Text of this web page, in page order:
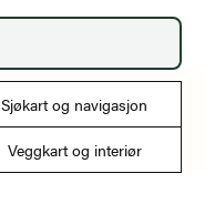
Sjøkart og navigasjon
Veggkart og interiør